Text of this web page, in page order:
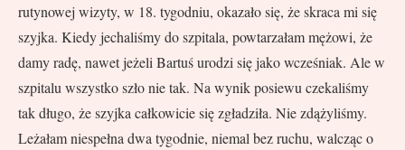
rutynowej wizyty, w 18. tygodniu, okazało się, że skraca mi się
szyjka. Kiedy jechaliśmy do szpitala, powtarzałam mężowi, że
damy radę, nawet jeżeli Bartuś urodzi się jako wcześniak. Ale w
szpitalu wszystko szło nie tak. Na wynik posiewu czekaliśmy
tak długo, że szyjka całkowicie się zgładziła. Nie zdążyliśmy.
Leżałam niespełna dwa tygodnie, niemal bez ruchu, walcząc o